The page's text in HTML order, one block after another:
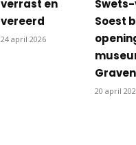
verrast en
vereerd
24 april 2026
Soest
20 april